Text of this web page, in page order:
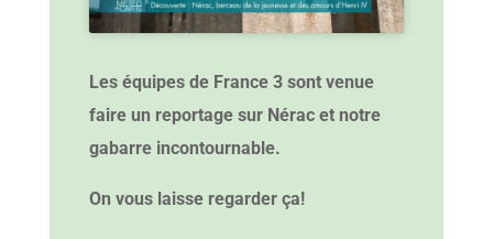
Les équipes de France 3 sont venue
faire un reportage sur Nérac et notre
gabarre incontournable.
On vous laisse regarder ça!